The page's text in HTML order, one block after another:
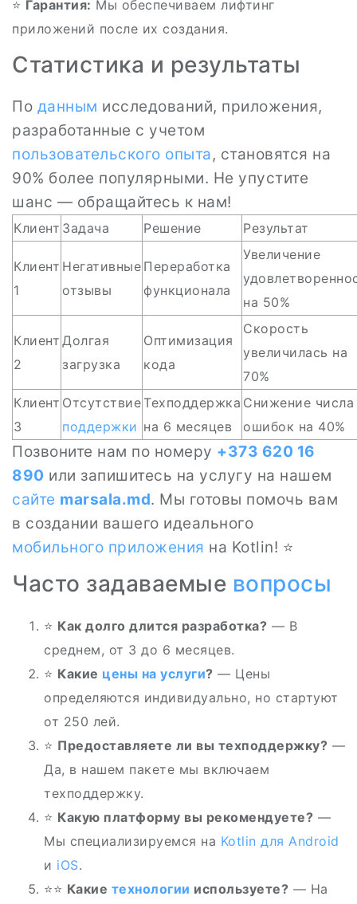
⭐ Гарантия: Мы обеспечиваем лифтинг
приложений после их создания.
Статистика и результаты
По данным исследований, приложения,
разработанные с учетом
пользовательского опыта, становятся на
90% более популярными. Не упустите
шанс — обращайтесь к нам!
Клиент Задача Решение Результат
Клиент
1
Негативные
отзывы
Переработка
функционала
Увеличение
на 50%
Клиент
2
Долгая
загрузка
Оптимизация
кода
Скорость
увеличилась на
70%
Клиент
3
Отсутствие
поддержки
Техподдержка
на 6 месяцев
Снижение числа
ошибок на 40%
Позвоните нам по номеру +373 620 16
890 или запишитесь на услугу на нашем
сайте marsala.md. Мы готовы помочь вам
в создании вашего идеального
мобильного приложения на Kotlin! ⭐
Часто задаваемые вопросы
⭐ Как долго длится разработка? — В
среднем, от 3 до 6 месяцев.
⭐ Какие цены на услуги? — Цены
определяются индивидуально, но стартуют
от 250 лей.
⭐ Предоставляете ли вы техподдержку? —
Да, в нашем пакете мы включаем
техподдержку.
⭐ Какую платформу вы рекомендуете? —
Мы специализируемся на Kotlin для Android
и iOS.
⭐‍⭐ Какие технологии используете? — На